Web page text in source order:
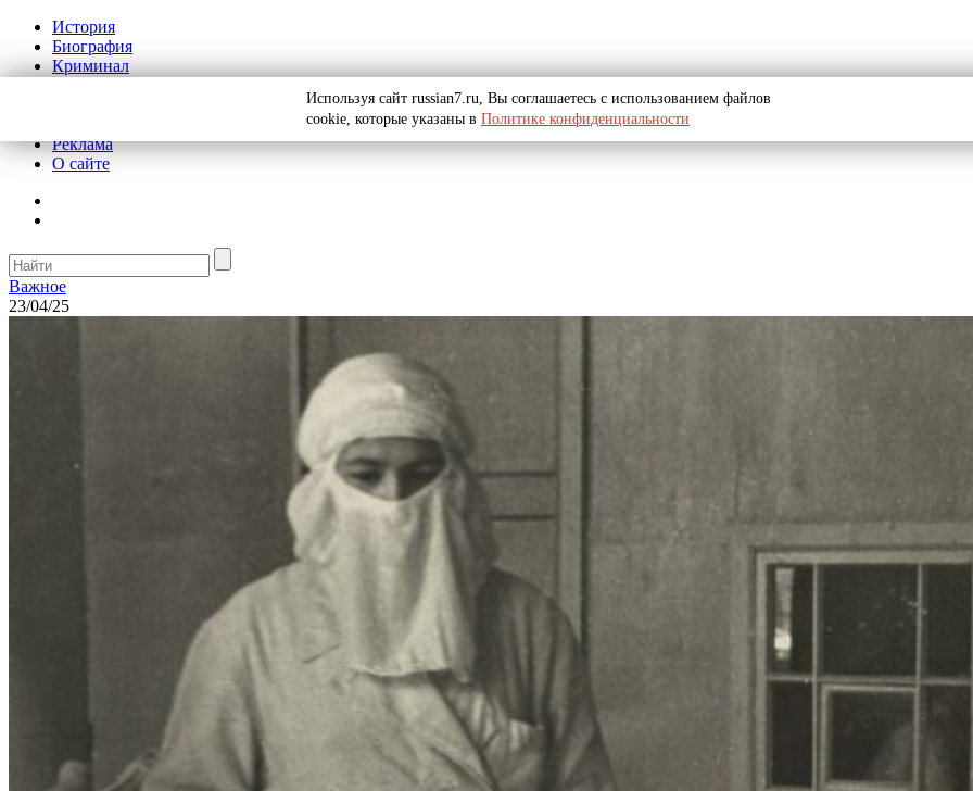
История
Биография
Криминал
Реклама
О сайте
Важное
23/04/25
Используя сайт russian7.ru, Вы соглашаетесь с использованием файлов
cookie, которые указаны в Политике конфиденциальности